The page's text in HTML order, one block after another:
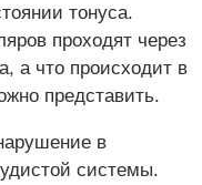
тонуса.
проходят через
а что происходит в
представить.
в
системы.